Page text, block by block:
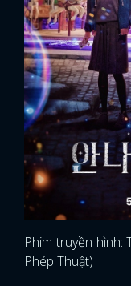
Phim truyền hình:
Phép Thuật)